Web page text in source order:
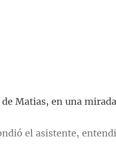
Matia
el asistente,